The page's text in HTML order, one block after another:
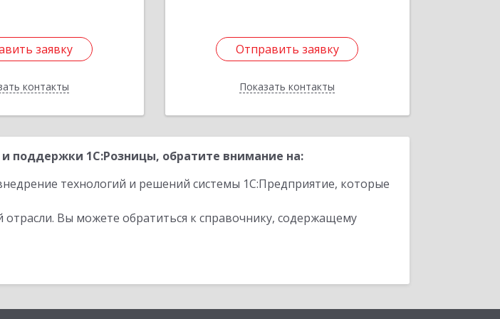
заявку
контакты
заявку
Назад
Отправить заявку
Показать контакты
Отправить заявку
Назад
1С:Розницы, обратите внимание на:
технологий и решений системы 1С:Предприятие, которые
Вы можете обратиться к справочнику, содержащему